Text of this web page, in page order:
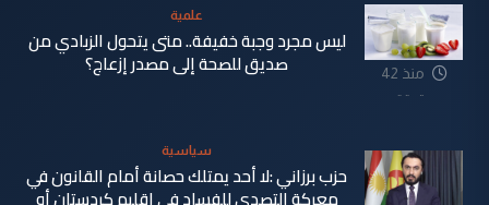
منذ 42
دقيقة
علمية
ليس مجرد وجبة خفيفة.. متى يتحول الزبادي من
صديق للصحة إلى مصدر إزعاج؟
سياسية
حزب برزاني :لا أحد يمتلك حصانة أمام القانون في
معركة التصدي للفساد في إقليم كردستان أو